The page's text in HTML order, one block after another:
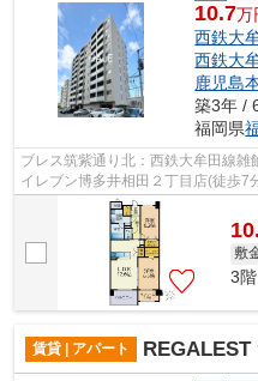
10.7万
西鉄大
西鉄大
鹿児島
築3年 /
福岡県
ブレス筑紫通り北：西鉄大牟田線
イレブン博多井相田２丁目店(徒歩7
す。共用部にはエレベータ・敷地内
敷
3
賃貸 | アパート